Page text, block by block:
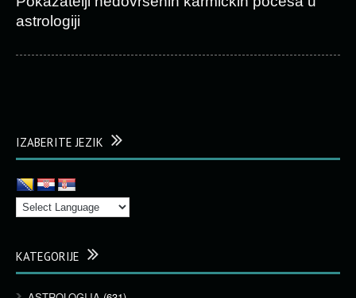
astrologiji
IZABERITE JEZIK
KATEGORIJE